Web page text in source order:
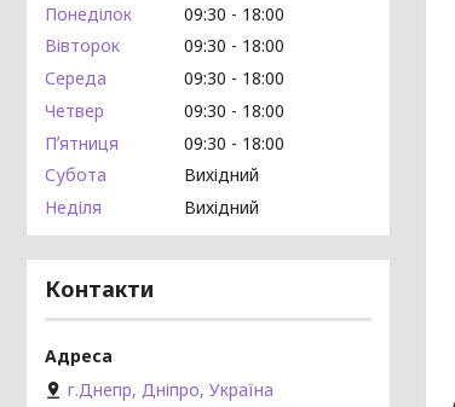
Понеділок 09:30
18:00
Вівторок
09:30
18:00
Середа
09:30
18:00
Четвер
09:30
18:00
Пʼятниця
09:30
18:00
Субота
Вихідний
Неділя
Вихідний
Контакти
г.Днепр, Дніпро, Україна